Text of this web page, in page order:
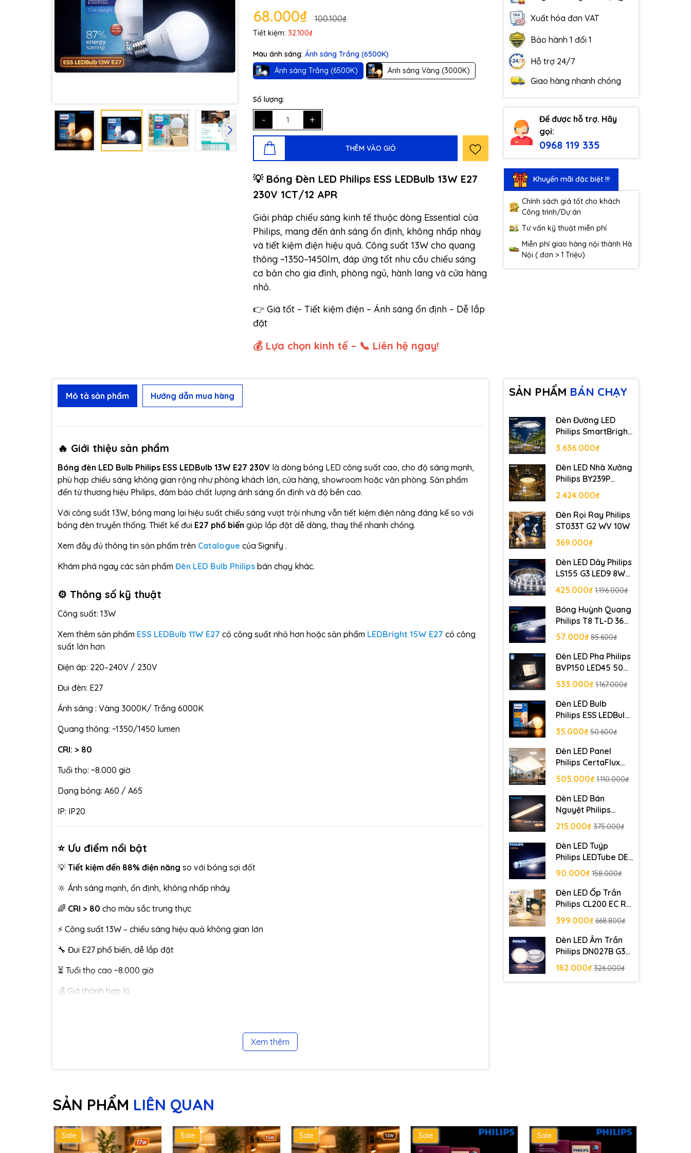
68.000₫ 100.100₫
Tiết kiệm: 32.100₫
Màu ánh sáng: Ánh sáng Trắng (6500K)
Ánh sáng Trắng (6500K)
Ánh sáng Vàng (3000K)
Số lượng:
- +
THÊM VÀO GIỎ
​​💡 Bóng Đèn LED Philips ESS LEDBulb 13W E27
230V 1CT/12 APR
Giải pháp chiếu sáng kinh tế thuộc dòng Essential của
Philips, mang đến ánh sáng ổn định, không nhấp nháy
và tiết kiệm điện hiệu quả. Công suất 13W cho quang
thông ~1350–1450lm, đáp ứng tốt nhu cầu chiếu sáng
cơ bản cho gia đình, phòng ngủ, hành lang và cửa hàng
nhỏ.
👉 Giá tốt – Tiết kiệm điện – Ánh sáng ổn định – Dễ lắp
đặt
💰 Lựa chọn kinh tế – 📞 Liên hệ ngay!
Xuất hóa đơn VAT
Bảo hành 1 đổi 1
Hỗ trợ 24/7
Giao hàng nhanh chóng
Để được hỗ trợ. Hãy
gọi:
0968 119 335
Khuyến mãi đặc biệt !!!
Chính sách giá tốt cho khách
Công trình/Dự án
Tư vấn kỹ thuật miễn phí
Miễn phí giao hàng nội thành Hà
Nội ( đơn > 1 Triệu)
Mô tả sản phẩm Hướng dẫn mua hàng
🔥 Giới thiệu sản phẩm
Bóng đèn LED Bulb Philips ESS LEDBulb 13W E27 230V là dòng bóng LED công suất cao, cho độ sáng mạnh,
phù hợp chiếu sáng không gian rộng như phòng khách lớn, cửa hàng, showroom hoặc văn phòng. Sản phẩm
đến từ thương hiệu Philips, đảm bảo chất lượng ánh sáng ổn định và độ bền cao.
Với công suất 13W, bóng mang lại hiệu suất chiếu sáng vượt trội nhưng vẫn tiết kiệm điện năng đáng kể so với
bóng đèn truyền thống. Thiết kế đui E27 phổ biến giúp lắp đặt dễ dàng, thay thế nhanh chóng.
Xem đầy đủ thông tin sản phẩm trên Catalogue của Signify .
Khám phá ngay các sản phẩm Đèn LED Bulb Philips bán chạy khác.
⚙️ Thông số kỹ thuật
Công suất: 13W
Xem thêm sản phẩm ESS LEDBulb 11W E27 có công suất nhỏ hơn hoặc sản phẩm LEDBright 15W E27 có công
suất lớn hơn
Điện áp: 220–240V / 230V
Đui đèn: E27
Ánh sáng : Vàng 3000K/ Trắng 6000K
Quang thông: ~1350/1450 lumen
CRI: > 80
Tuổi thọ: ~8.000 giờ
Dạng bóng: A60 / A65
IP: IP20
⭐ Ưu điểm nổi bật
💡 Tiết kiệm đến 88% điện năng so với bóng sợi đốt
🔆 Ánh sáng mạnh, ổn định, không nhấp nháy
🌈 CRI > 80 cho màu sắc trung thực
⚡ Công suất 13W – chiếu sáng hiệu quả không gian lớn
🔧 Đui E27 phổ biến, dễ lắp đặt
⏳ Tuổi thọ cao ~8.000 giờ
💰 Giá thành hợp lý
Cửa hàng, showroom
Đèn trần, đèn treo, đèn trang trí
📝 Lưu ý
Xem thêm
SẢN PHẨM BÁN CHẠY
Đèn Đường LED
Philips SmartBright
Road BRP131
LED125 100W
3.636.000₫
Đèn LED Nhà Xưởng
Philips BY239P
LED130 G2 100W
2.424.000₫
Đèn Rọi Ray Philips
ST033T G2 WV 10W
369.000₫
Đèn LED Dây Philips
LS155 G3 LED9 8W
5M 24V - 40W/5M
425.000₫ 1.196.000₫
Bóng Huỳnh Quang
Philips T8 TL-D 36W
1SL/25 Siêu sáng
57.000₫ 85.600₫
Đèn LED Pha Philips
BVP150 LED45 50W
220-240V SWB CE
533.000₫ 1.167.000₫
Đèn LED Bulb
Philips ESS LEDBulb
7W E27 230V
1CT/12 APR
35.000₫ 50.600₫
Đèn LED Panel
Philips CertaFlux
LED Panel 6060
MD3 42w 4000lm
505.000₫ 1.110.000₫
Đèn LED Bán
Nguyệt Philips
BN001C LED40
L1200 40W PSU GM
215.000₫ 375.000₫
Đèn LED Tuýp
Philips LEDTube DE
HO 1200mm 22W
T8 G13 C
90.000₫ 158.000₫
Đèn LED Ốp Trần
Philips CL200 EC RD
17W 65K W HV 02
Đường kính 320 mm
399.000₫ 668.800₫
Đèn LED Âm Trần
Philips DN027B G3
LED9 9W 220-240V
D125 RD khoét lỗ
125 mm
182.000₫ 326.000₫
SẢN PHẨM LIÊN QUAN
Sale Sale Sale Sale Sale